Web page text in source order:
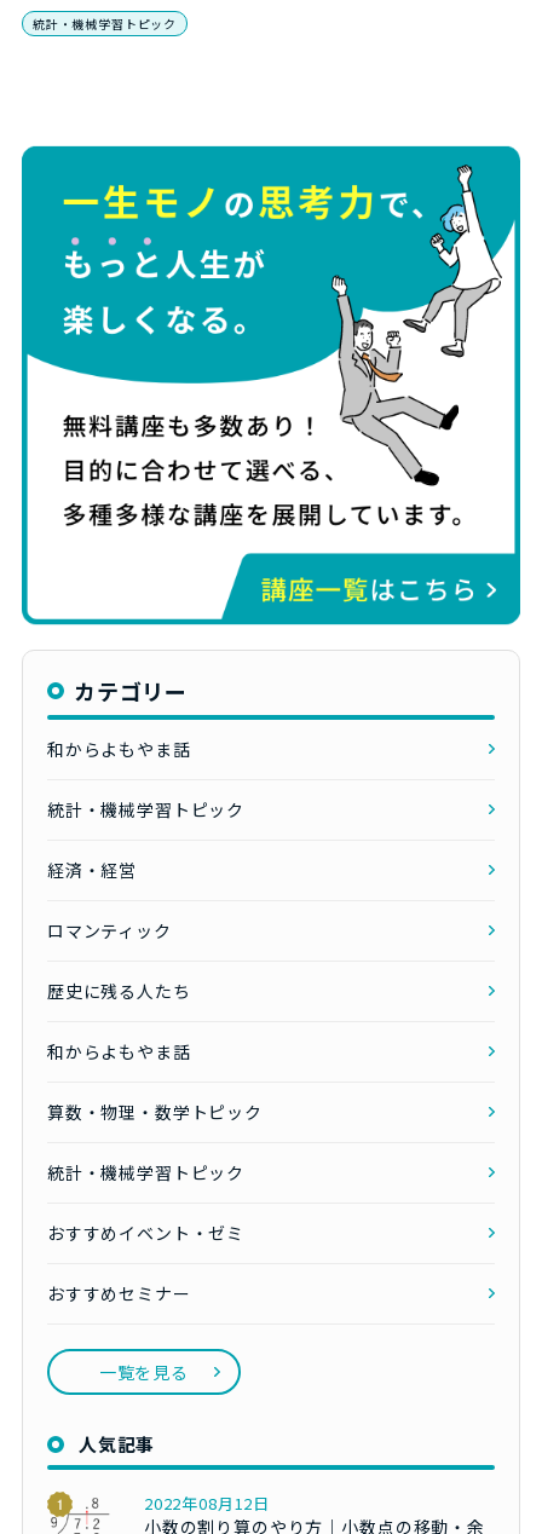
統計・機械学習トピック
カテゴリー
和からよもやま話
統計・機械学習トピック
経済・経営
ロマンティック
歴史に残る人たち
和からよもやま話
算数・物理・数学トピック
統計・機械学習トピック
おすすめイベント・ゼミ
おすすめセミナー
一覧を見る
人気記事
2022年08月12日
小数の割り算のやり方｜小数点の移動・余